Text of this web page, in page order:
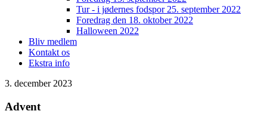
Tur - i jødernes fodspor 25. september 2022
Foredrag den 18. oktober 2022
Halloween 2022
Bliv medlem
Kontakt os
Ekstra info
3. december 2023
Advent